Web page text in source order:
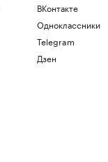
ВКонтакте
Одноклассники
Telegram
Дзен